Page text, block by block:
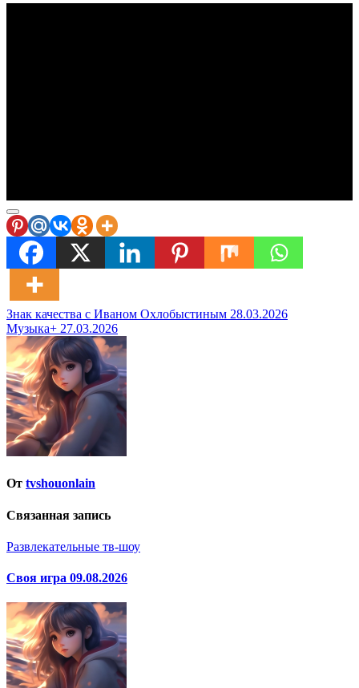
Навигация
по
записям
Знак качества с Иваном Охлобыстиным 28.03.2026
Музыка+ 27.03.2026
От tvshouonlain
Связанная запись
Развлекательные тв-шоу
Своя игра 09.08.2026